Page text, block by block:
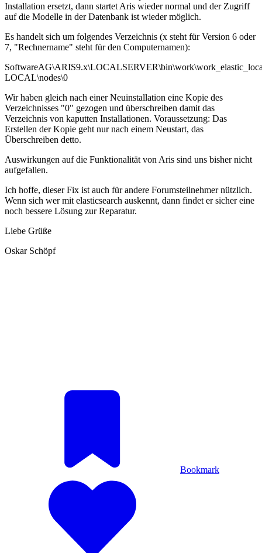
Installation ersetzt, dann startet Aris wieder normal und der Zugriff
auf die Modelle in der Datenbank ist wieder möglich.
Es handelt sich um folgendes Verzeichnis (x steht für Version 6 oder
7, "Rechnername" steht für den Computernamen):
LOCAL\nodes\0
Wir haben gleich nach einer Neuinstallation eine Kopie des
Verzeichnisses "0" gezogen und überschreiben damit das
Verzeichnis von kaputten Installationen. Voraussetzung: Das
Erstellen der Kopie geht nur nach einem Neustart, das
Überschreiben detto.
Auswirkungen auf die Funktionalität von Aris sind uns bisher nicht
aufgefallen.
Ich hoffe, dieser Fix ist auch für andere Forumsteilnehmer nützlich.
Wenn sich wer mit elasticsearch auskennt, dann findet er sicher eine
noch bessere Lösung zur Reparatur.
Liebe Grüße
Oskar Schöpf
Bookmark